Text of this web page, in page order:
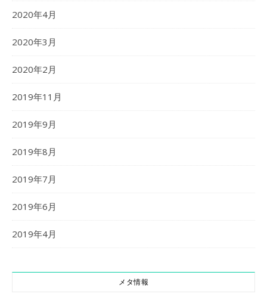
2020年4月
2020年3月
2020年2月
2019年11月
2019年9月
2019年8月
2019年7月
2019年6月
2019年4月
メタ情報